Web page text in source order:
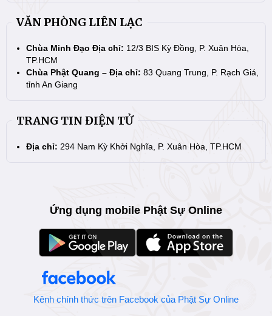
VĂN PHÒNG LIÊN LẠC
Chùa Minh Đạo Địa chỉ: 12/3 BIS Kỳ Đồng, P. Xuân Hòa,
TP.HCM
Chùa Phật Quang – Địa chỉ: 83 Quang Trung, P. Rạch Giá,
tỉnh An Giang
TRANG TIN ĐIỆN TỬ
Địa chỉ: 294 Nam Kỳ Khởi Nghĩa, P. Xuân Hòa, TP.HCM
Ứng dụng mobile Phật Sự Online
Kênh chính thức trên Facebook của Phật Sự Online